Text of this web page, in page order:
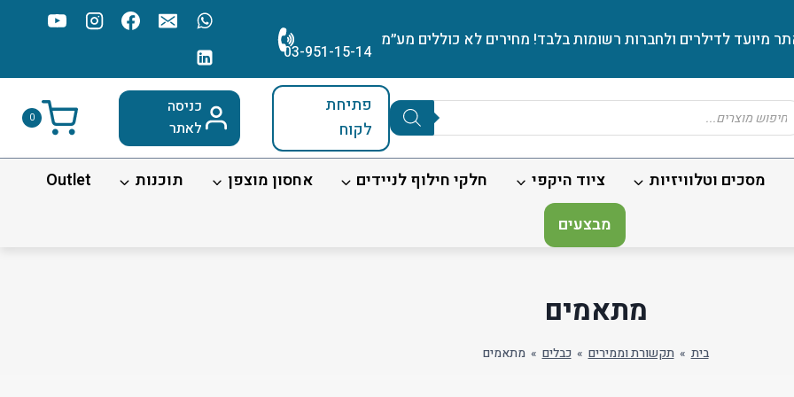
מיועד לדילרים ולחברות רשומות בלבד! מחירים לא כוללים מע׳׳מ
03-951-15-14
פתיחת
לקוח
כניסה
לאתר
0
מסכים וטלוויזיות ציוד היקפי חלקי חילוף לניידים אחסון מוצפן תוכנות
Outlet
מבצעים
מתאמים
בית » תקשורת וממירים » כבלים » מתאמים